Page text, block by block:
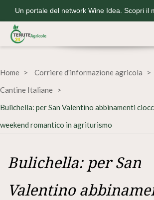
Un portale del network Wine Idea. Scopri il
Home
Corriere d'informazione agricola
Cantine Italiane
Bulichella: per San Valentino abbinamenti
weekend romantico in agriturismo
Bulichella: per San
Valentino